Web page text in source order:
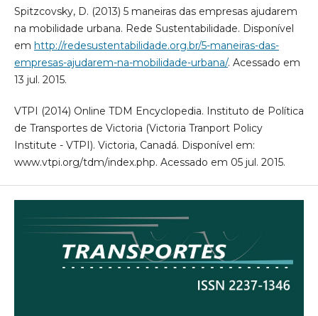
Spitzcovsky, D. (2013) 5 maneiras das empresas ajudarem
na mobilidade urbana. Rede Sustentabilidade. Disponível
em http://redesustentabilidade.org.br/5-maneiras-das-
empresas-ajudarem-na-mobilidade-urbana/. Acessado em
13 jul. 2015.
VTPI (2014) Online TDM Encyclopedia. Instituto de Política
de Transportes de Victoria (Victoria Tranport Policy
Institute - VTPI). Victoria, Canadá. Disponível em:
www.vtpi.org/tdm/index.php. Acessado em 05 jul. 2015.